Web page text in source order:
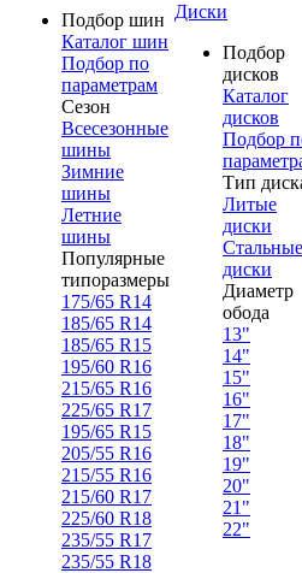
Подбор шин
Каталог шин
Подбор по
параметрам
Сезон
Всесезонные
шины
Зимние
шины
Летние
шины
Популярные
типоразмеры
175/65 R14
185/65 R14
185/65 R15
195/60 R16
215/65 R16
225/65 R17
195/65 R15
205/55 R16
215/55 R16
215/60 R17
225/60 R18
235/55 R17
235/55 R18
Диски
Подбор
дисков
Каталог
дисков
Подбор
Тип
Литые
диски
Стальные
диски
Диаметр
обода
13"
14"
15"
16"
17"
18"
19"
20"
21"
22"